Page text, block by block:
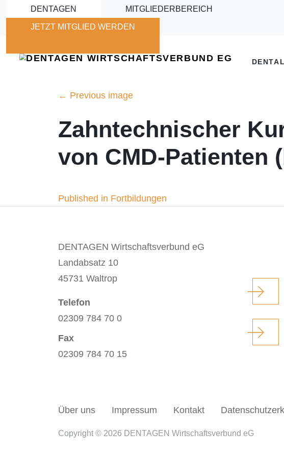
Skip to main content
DENTAGEN MITGLIEDERBEREICH
JETZT MITGLIED WERDEN
← Previous image
Zahntechnischer
von CMD-Patienten
Beitragsnavigation
Published in Fortbildungen
DENTAGEN Wirtschaftsverbund eG
Landabsatz 10
45731 Waltrop
Telefon
02309 784 70 0
Fax
02309 784 70 15
Über uns Impressum Kontakt
Copyright © 2026 DENTAGEN Wirtschaftsverbund eG